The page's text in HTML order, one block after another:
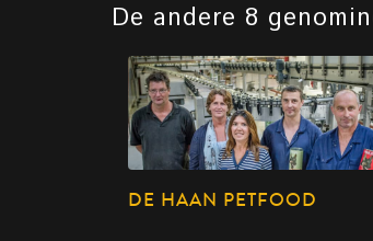
De andere 8
DE HAAN PETFOOD